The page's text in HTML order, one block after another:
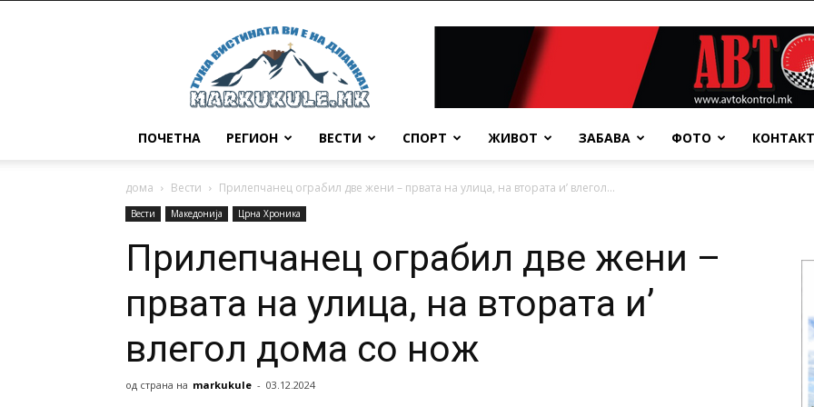
Маркукуле
ПОЧЕТНА РЕГИОН ВЕСТИ СПОРТ ЖИВОТ ЗАБАВА ФОТО КОНТАКТ
дома Вести Прилепчанец ограбил две жени – првата на улица, на втората и’ влегол...
Вести Македонија Црна Хроника
Прилепчанец ограбил две жени –
првата на улица, на втората и’
влегол дома со нож
од страна на markukule - 03.12.2024